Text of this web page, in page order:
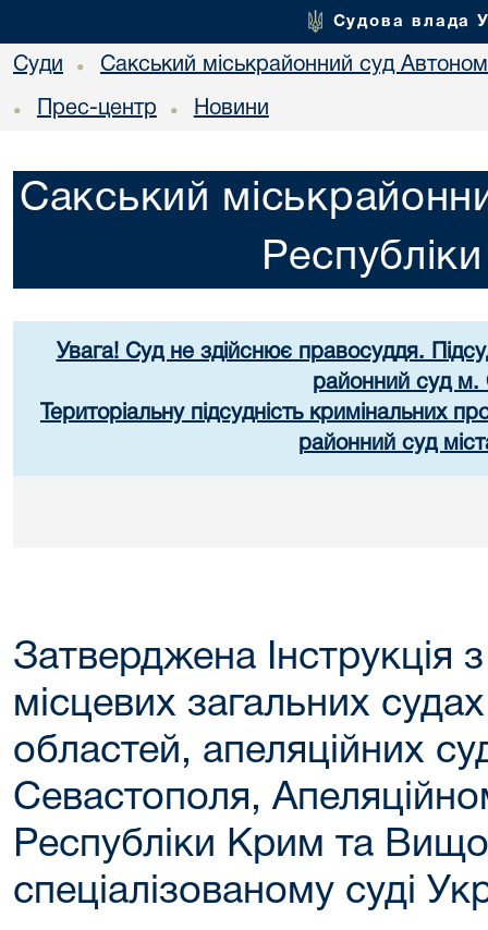
Судова влада
Суди • Сакський міськрайонний суд
• Прес-центр • Новини
Сакський
Увага! Суд не здійснює правосуддя.
районний суд м.
Територіальну підсудність кримінальних
районний суд
Затверджена Інструкція
місцевих загальних
областей, апеляційних
Севастополя,
Республіки Крим та
спеціалізованому суді